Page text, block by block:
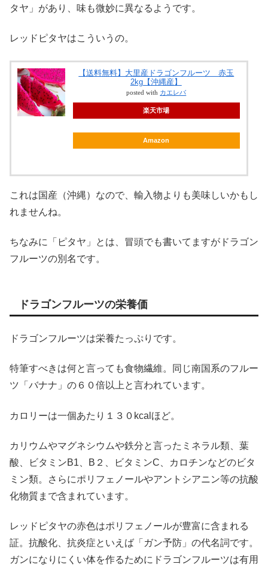
タヤ」があり、味も微妙に異なるようです。
レッドピタヤはこういうの。
【送料無料】大里産ドラゴンフルーツ 赤玉
2kg【沖縄産】
posted with カエレバ
楽天市場
Amazon
これは国産（沖縄）なので、輸入物よりも美味しいかもし
れませんね。
ちなみに「ピタヤ」とは、冒頭でも書いてますがドラゴン
フルーツの別名です。
ドラゴンフルーツの栄養価
ドラゴンフルーツは栄養たっぷりです。
特筆すべきは何と言っても食物繊維。同じ南国系のフルー
ツ「バナナ」の６０倍以上と言われています。
カロリーは一個あたり１３０kcalほど。
カリウムやマグネシウムや鉄分と言ったミネラル類、葉
酸、ビタミンB1、B２、ビタミンC、カロチンなどのビタ
ミン類。さらにポリフェノールやアントシアニン等の抗酸
化物質まで含まれています。
レッドピタヤの赤色はポリフェノールが豊富に含まれる
証。抗酸化、抗炎症といえば「ガン予防」の代名詞です。
ガンになりにくい体を作るためにドラゴンフルーツは有用